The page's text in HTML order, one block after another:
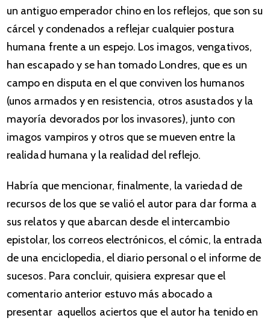
un antiguo emperador chino en los reflejos, que son su
cárcel y condenados a reflejar cualquier postura
humana frente a un espejo. Los imagos, vengativos,
han escapado y se han tomado Londres, que es un
campo en disputa en el que conviven los humanos
(unos armados y en resistencia, otros asustados y la
mayoría devorados por los invasores), junto con
imagos vampiros y otros que se mueven entre la
realidad humana y la realidad del reflejo.
Habría que mencionar, finalmente, la variedad de
recursos de los que se valió el autor para dar forma a
sus relatos y que abarcan desde el intercambio
epistolar, los correos electrónicos, el cómic, la entrada
de una enciclopedia, el diario personal o el informe de
sucesos. Para concluir, quisiera expresar que el
comentario anterior estuvo más abocado a
presentar aquellos aciertos que el autor ha tenido en